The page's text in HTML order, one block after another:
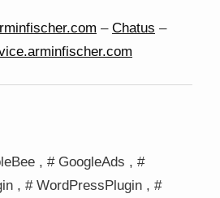
– Chatus –
, # GoogleAds , #
, # WordPressPlugin , #